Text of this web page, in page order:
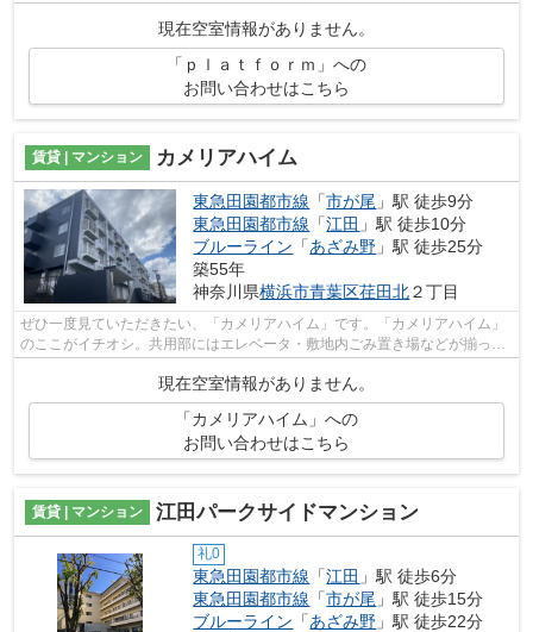
現在空室情報がありません。
「ｐｌａｔｆｏｒｍ」への
お問い合わせはこちら
賃貸 | マンション カメリアハイム
東急田園都市線 「市が尾 」駅 徒歩9分
東急田園都市線 「江田 」駅 徒歩10分
ブルーライン 「あざみ野 」駅 徒歩25分
築55年
神奈川県横浜市青葉区荏田北２丁目
ぜひ一度見ていただきたい、「カメリアハイム」です。「カメリアハイム」
のここがイチオシ。共用部にはエレベータ・敷地内ごみ置き場などが揃って
現在空室情報がありません。
「カメリアハイム」への
お問い合わせはこちら
賃貸 | マンション 江田パークサイドマンション
礼0
東急田園都市線 「江田 」駅 徒歩6分
東急田園都市線 「市が尾 」駅 徒歩15分
ブルーライン 「あざみ野 」駅 徒歩22分